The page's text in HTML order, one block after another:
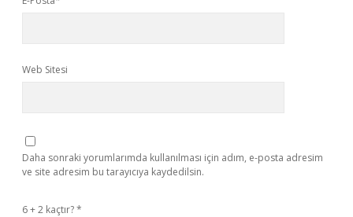
Web Sitesi
Daha sonraki yorumlarımda kullanılması için adım, e-posta adresim
ve site adresim bu tarayıcıya kaydedilsin.
6 + 2 kaçtır?*